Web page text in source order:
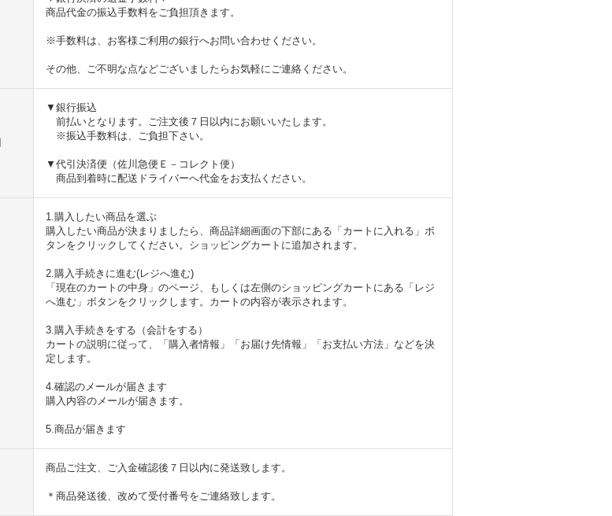
商品代金の振込手数料をご負担頂きます。
※手数料は、お客様ご利用の銀行へお問い合わせください。
その他、ご不明な点などございましたらお気軽にご連絡ください。
▼銀行振込
前払いとなります。ご注文後７日以内にお願いいたします。
※振込手数料は、ご負担下さい。
▼代引決済便（佐川急便Ｅ－コレクト便）
商品到着時に配送ドライバーへ代金をお支払ください。
1.購入したい商品を選ぶ
購入したい商品が決まりましたら、商品詳細画面の下部にある「カートに入れる」ボ
タンをクリックしてください。ショッピングカートに追加されます。
2.購入手続きに進む(レジへ進む)
「現在のカートの中身」のページ、もしくは左側のショッピングカートにある「レジ
へ進む」ボタンをクリックします。カートの内容が表示されます。
3.購入手続きをする（会計をする）
カートの説明に従って、「購入者情報」「お届け先情報」「お支払い方法」などを決
定します。
4.確認のメールが届きます
購入内容のメールが届きます。
5.商品が届きます
商品ご注文、ご入金確認後７日以内に発送致します。
＊商品発送後、改めて受付番号をご連絡致します。